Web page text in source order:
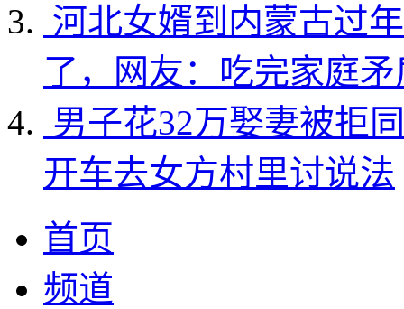
河北女婿到内蒙古过
了，网友：吃完家庭
男子花32万娶妻被拒
开车去女方村里讨说法
首页
频道